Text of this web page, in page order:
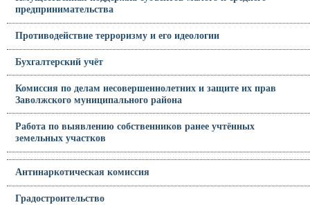
предпринимательства
Противодействие терроризму и его идеологии
Бухгалтерский учёт
Комиссия по делам несовершеннолетних и защите их прав
Заволжского муниципального района
Работа по выявлению собственников ранее учтённых
земельных участков
Антинаркотическая комиссия
Градостроительство